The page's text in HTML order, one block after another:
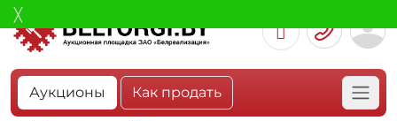
Аукционы Как продать